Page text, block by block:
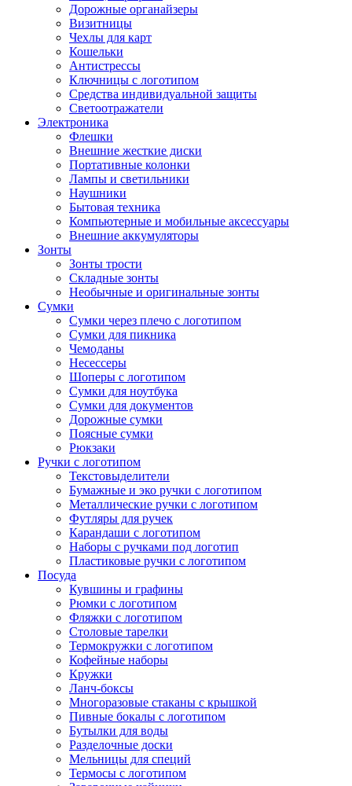
Дорожные органайзеры
Визитницы
Чехлы для карт
Кошельки
Антистрессы
Ключницы с логотипом
Средства индивидуальной защиты
Светоотражатели
Электроника
Флешки
Внешние жесткие диски
Портативные колонки
Лампы и светильники
Наушники
Бытовая техника
Компьютерные и мобильные аксессуары
Внешние аккумуляторы
Зонты
Зонты трости
Складные зонты
Необычные и оригинальные зонты
Сумки
Сумки через плечо с логотипом
Сумки для пикника
Чемоданы
Несессеры
Шоперы с логотипом
Сумки для ноутбука
Сумки для документов
Дорожные сумки
Поясные сумки
Рюкзаки
Ручки с логотипом
Текстовыделители
Бумажные и эко ручки с логотипом
Металлические ручки с логотипом
Футляры для ручек
Карандаши с логотипом
Наборы с ручками под логотип
Пластиковые ручки с логотипом
Посуда
Кувшины и графины
Рюмки с логотипом
Фляжки с логотипом
Столовые тарелки
Термокружки с логотипом
Кофейные наборы
Кружки
Ланч-боксы
Многоразовые стаканы с крышкой
Пивные бокалы с логотипом
Бутылки для воды
Разделочные доски
Мельницы для специй
Термосы с логотипом